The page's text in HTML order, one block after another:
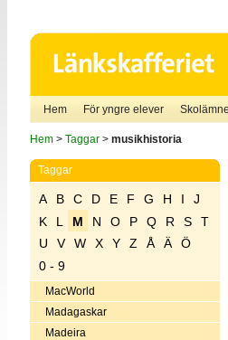
Hem För yngre elever
Hem> Taggar> musikhistoria
Taggar
A B C D E F G H I
J
K
L M N O P Q R S
T
U
V W X Y Z Å Ä
Ö
0 - 9
MacWorld
Madagaskar
Madeira